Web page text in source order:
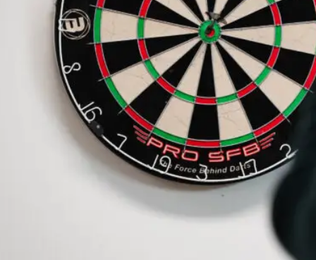
Je bent inhoudelijk sterk en weet complexe
en de uitvoerbaarheid in de praktijk.
Je werkzaamheden bestaan onder andere uit:
Adviseren over ruimtelijke initiatieven en
Beoordelen van plannen, voorstellen en
Afstemmen met collega’s, initiatiefnemers en
Meedenken over ruimtelijke strategie en
Bijdragen aan zorgvuldige besluitvorming